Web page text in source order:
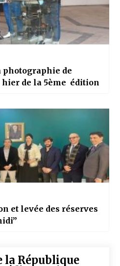
photographie de
hier de la 5ème édition
et levée des réserves
la République